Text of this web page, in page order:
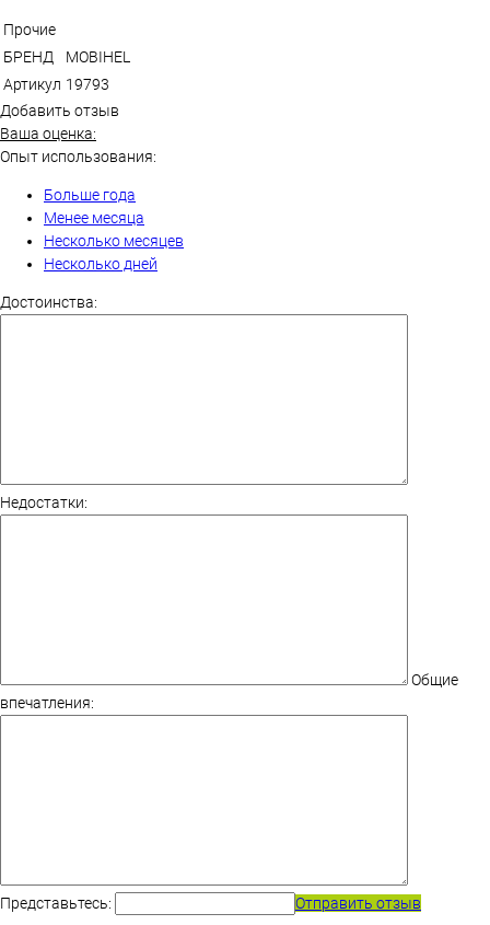
Прочие
БРЕНД
MOBIHEL
Артикул 19793
Добавить отзыв
Ваша оценка:
Опыт использования:
Больше года
Менее месяца
Несколько месяцев
Несколько дней
Достоинства:
Недостатки:
Общие
впечатления:
Представьтесь: Отправить отзыв